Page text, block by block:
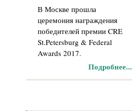
В Москве прошла
церемония награждения
победителей премии CRE
St.Petersburg & Federal
Awards 2017.
Подробнее...